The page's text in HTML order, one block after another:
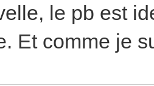
le pb est
Et comme je